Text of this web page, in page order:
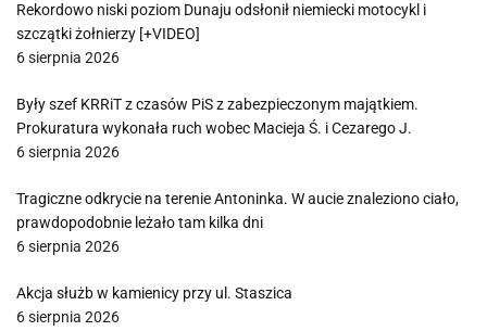
Rekordowo niski poziom Dunaju odsłonił niemiecki motocykl i
szczątki żołnierzy [+VIDEO]
6 sierpnia 2026
Były szef KRRiT z czasów PiS z zabezpieczonym majątkiem.
Prokuratura wykonała ruch wobec Macieja Ś. i Cezarego J.
6 sierpnia 2026
Tragiczne odkrycie na terenie Antoninka. W aucie znaleziono ciało,
prawdopodobnie leżało tam kilka dni
6 sierpnia 2026
Akcja służb w kamienicy przy ul. Staszica
6 sierpnia 2026